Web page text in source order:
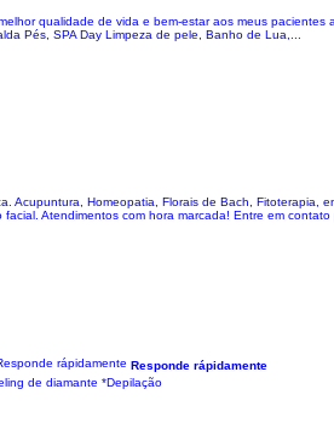
qualidade de vida e bem-estar aos meus pacientes
Pés, SPA Day Limpeza de pele, Banho de Lua,...
Homeopatia, Florais de Bach, Fitoterapia,
Atendimentos com hora marcada! Entre em contato
Responde rápidamente
de diamante *Depilação